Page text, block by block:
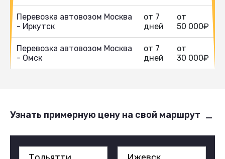
Перевозка автовозом Москва
- Иркутск
от 7
дней
от
50 000₽
Перевозка автовозом Москва
- Омск
от 7
дней
от
30 000₽
Узнать примерную цену на свой маршрут